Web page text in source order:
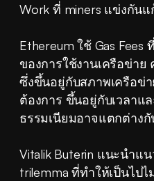
Work ที่ miners แข่งกัน
Ethereum ใช้ Gas
ของการใช้งานเครือข่าย
ซึ่งขึ้นอยู่กับสภาพเครือข่
ต้องการ ขึ้นอยู่กับเวลาแ
ธรรมเนียมอาจแตกต่างกั
Vitalik Buterin แนะนำแ
trilemma ที่ทำให้เป็นไป